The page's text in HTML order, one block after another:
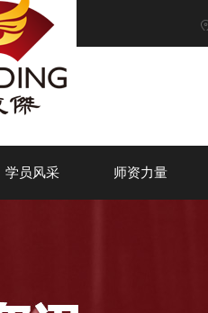
学员风采 师资力量